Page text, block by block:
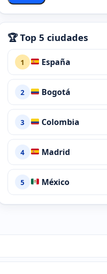
🏆 Top 5 ciudades
1 España
2 Bogotá
3 Colombia
4 Madrid
5 México